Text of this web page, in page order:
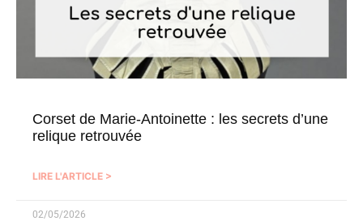
Corset de Marie-Antoinette : les secrets d’une
relique retrouvée
LIRE L'ARTICLE >
02/05/2026